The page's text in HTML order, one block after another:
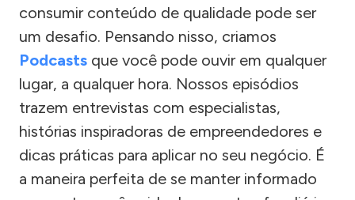
consumir conteúdo de qualidade pode ser
um desafio. Pensando nisso, criamos
Podcasts que você pode ouvir em qualquer
lugar, a qualquer hora. Nossos episódios
trazem entrevistas com especialistas,
histórias inspiradoras de empreendedores e
dicas práticas para aplicar no seu negócio. É
a maneira perfeita de se manter informado